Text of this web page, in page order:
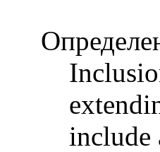
include